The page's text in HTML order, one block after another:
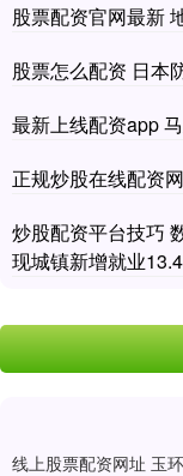
股票配资官网最新
股票怎么配资 日本
最新上线配资app
正规炒股在线配资
炒股配资平台技巧
现城镇新增就业
线上股票配资网址 玉